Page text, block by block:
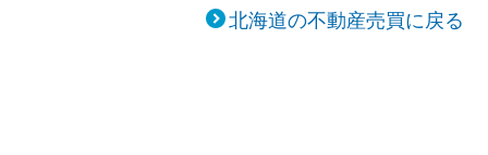
北海道の不動産売買に戻る